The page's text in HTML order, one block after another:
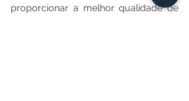
proporcionar a melhor qualidade de